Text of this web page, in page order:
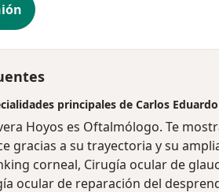
principales de Carlos
Hoyos es Oftalmólogo. Te
gracias a su trayectoria y su
corneal, Cirugía ocular de
ocular de reparación del